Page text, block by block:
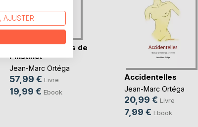
Poésies graffées de
l'instinct
Jean-Marc Ortéga
57,99 € Livre
19,99 € Ebook
Accidentelles
Jean-Marc Ortéga
20,99 € Livre
7,99 € Ebook
AJUSTER